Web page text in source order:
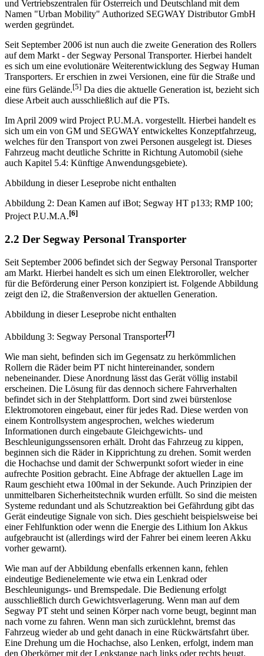
Im Jahr 2005 geht SEGWAY LCC zu der Geschäftsform Inc. über
und Vertriebszentralen für Österreich und Deutschland mit dem
werden gegründet.
Seit September 2006 ist nun auch die zweite Generation des Rollers
auf dem Markt - der Segway Personal Transporter. Hierbei handelt
es sich um eine evolutionäre Weiterentwicklung des Segway Human
Transporters. Er erschien in zwei Versionen, eine für die Straße und
diese Arbeit auch ausschließlich auf die PTs.
Im April 2009 wird Project P.U.M.A. vorgestellt. Hierbei handelt es
sich um ein von GM und SEGWAY entwickeltes Konzeptfahrzeug,
welches für den Transport von zwei Personen ausgelegt ist. Dieses
auch Kapitel 5.4: Künftige Anwendungsgebiete).
Abbildung in dieser Leseprobe nicht enthalten
Abbildung 2: Dean Kamen auf iBot; Segway HT p133; RMP 100;
Project P.U.M.A.
2.2 Der Segway Personal Transporter
Seit September 2006 befindet sich der Segway Personal Transporter
am Markt. Hierbei handelt es sich um einen Elektroroller, welcher
zeigt den i2, die Straßenversion der aktuellen Generation.
Abbildung in dieser Leseprobe nicht enthalten
Abbildung 3: Segway Personal Transporter [7]
Wie man sieht, befinden sich im Gegensatz zu herkömmlichen
Rollern die Räder beim PT nicht hintereinander, sondern
nebeneinander. Diese Anordnung lässt das Gerät völlig instabil
erscheinen. Die Lösung für das dennoch sichere Fahrverhalten
befindet sich in der Stehplattform. Dort sind zwei bürstenlose
Elektromotoren eingebaut, einer für jedes Rad. Diese werden von
einem Kontrollsystem angesprochen, welches wiederum
Informationen durch eingebaute Gleichgewichts- und
Beschleunigungssensoren erhält. Droht das Fahrzeug zu kippen,
beginnen sich die Räder in Kipprichtung zu drehen. Somit werden
die Hochachse und damit der Schwerpunkt sofort wieder in eine
aufrechte Position gebracht. Eine Abfrage der aktuellen Lage im
Raum geschieht etwa 100mal in der Sekunde. Auch Prinzipien der
unmittelbaren Sicherheitstechnik wurden erfüllt. So sind die meisten
Systeme redundant und als Schutzreaktion bei Gefährdung gibt das
Gerät eindeutige Signale von sich. Dies geschieht beispielsweise bei
einer Fehlfunktion oder wenn die Energie des Lithium Ion Akkus
vorher gewarnt).
Wie man auf der Abbildung ebenfalls erkennen kann, fehlen
eindeutige Bedienelemente wie etwa ein Lenkrad oder
Beschleunigungs- und Bremspedale. Die Bedienung erfolgt
ausschließlich durch Gewichtsverlagerung. Wenn man auf dem
Segway PT steht und seinen Körper nach vorne beugt, beginnt man
nach vorne zu fahren. Wenn man sich zurücklehnt, bremst das
Fahrzeug wieder ab und geht danach in eine Rückwärtsfahrt über.